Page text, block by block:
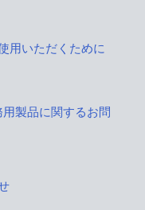
用いただくために
製品に関するお問